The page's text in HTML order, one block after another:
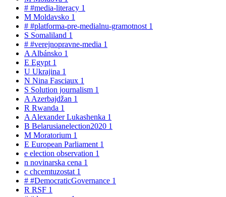
# #media-literacy 1
M Moldavsko 1
# #platforma-pre-medialnu-gramotnost 1
S Somaliland 1
# #verejnopravne-media 1
A Albánsko 1
E Egypt 1
U Ukrajina 1
N Nina Fasciaux 1
S Solution journalism 1
A Azerbajdžan 1
R Rwanda 1
A Alexander Lukashenka 1
B Belarusianelection2020 1
M Moratorium 1
E European Parliament 1
e election observation 1
n novinarska cena 1
c chcemtuzostat 1
# #DemocraticGovernance 1
R RSF 1